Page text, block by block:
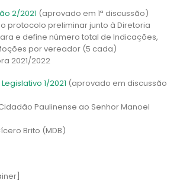
2/2021 (aprovado em 1ª discussão)
protocolo preliminar junto à Diretoria
e define número total de Indicações,
por vereador (5 cada)
2021/2022
1/2021 (aprovado em discussão
Paulinense ao Senhor Manoel
Brito (MDB)